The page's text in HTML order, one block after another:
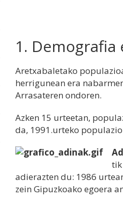
1. Demografia
Aretxabaletako
herrigunean era
Arrasateren ondoren.
Azken 15 urteetan,
da, 1991.urteko
tik
adierazten du: 1986
zein Gipuzkoako egoera